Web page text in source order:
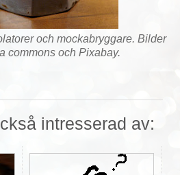
och mockabryggare. Bilder
commons och Pixabay.
intresserad av: